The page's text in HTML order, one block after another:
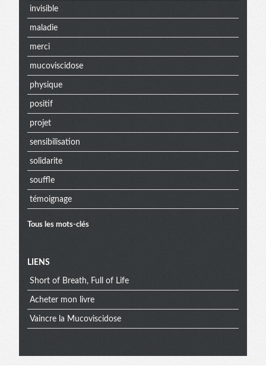
invisible
maladie
merci
mucoviscidose
physique
positif
projet
sensibilisation
solidarite
souffle
témoignage
Tous les mots-clés
Menu
extra
LIENS
Short of Breath, Full of Life
Acheter mon livre
Vaincre la Mucoviscidose